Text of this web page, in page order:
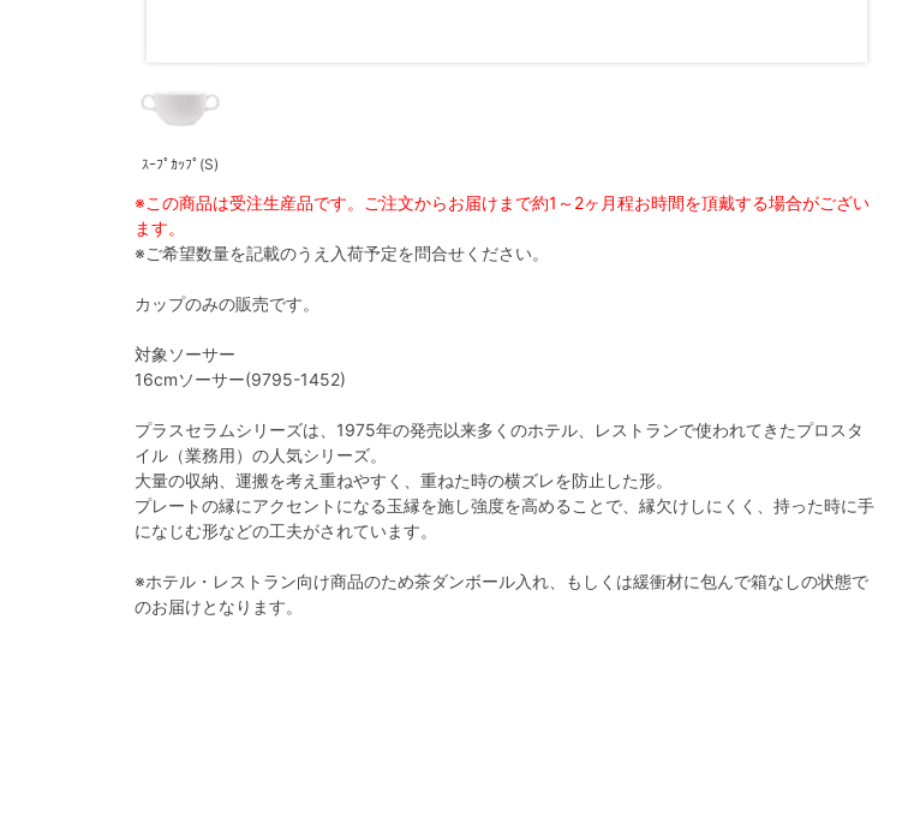
ｽｰﾌﾟｶｯﾌﾟ(S)
※この商品は受注生産品です。ご注文からお届けまで約1～2ヶ月程お時間を頂戴する場合がござい
ます。
※ご希望数量を記載のうえ入荷予定を問合せください。
カップのみの販売です。
対象ソーサー
16cmソーサー(9795-1452)
プラスセラムシリーズは、1975年の発売以来多くのホテル、レストランで使われてきたプロスタ
イル（業務用）の人気シリーズ。
大量の収納、運搬を考え重ねやすく、重ねた時の横ズレを防止した形。
プレートの縁にアクセントになる玉縁を施し強度を高めることで、縁欠けしにくく、持った時に手
になじむ形などの工夫がされています。
※ホテル・レストラン向け商品のため茶ダンボール入れ、もしくは緩衝材に包んで箱なしの状態で
のお届けとなります。